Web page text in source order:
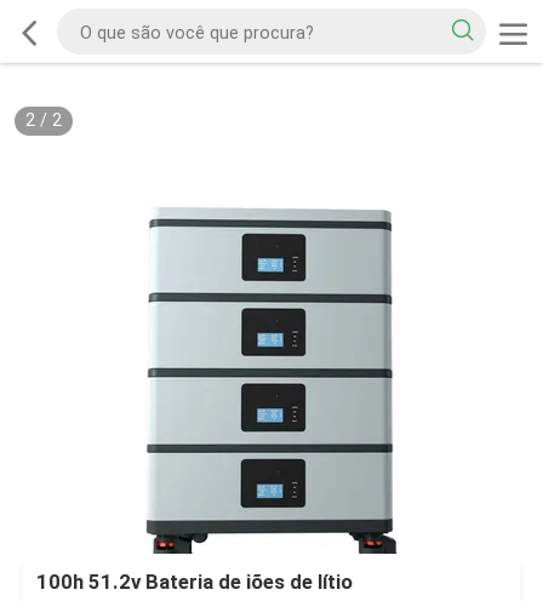
2/ 2
100h 51.2v Bateria de iões de lítio